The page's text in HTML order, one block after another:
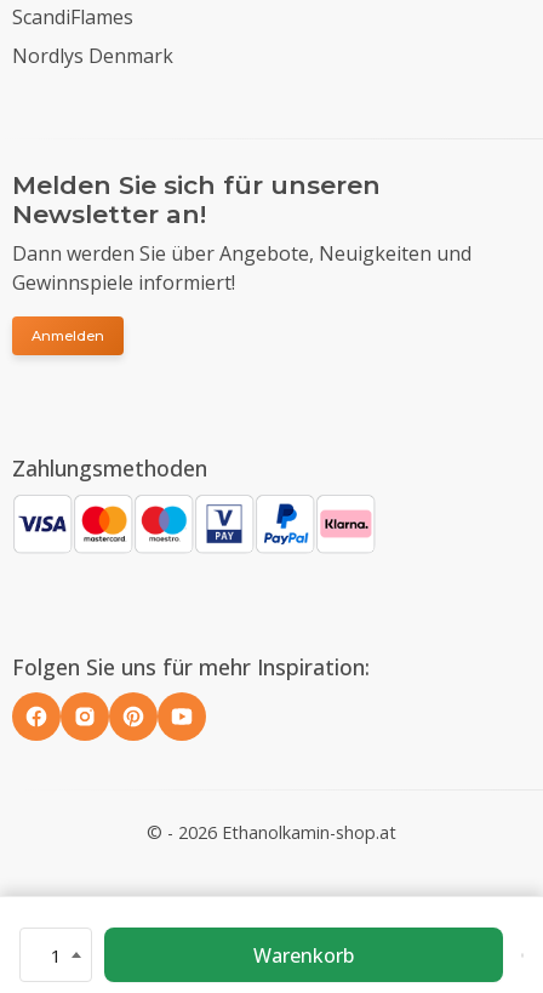
1 Warenkorb
ScandiFlames
Nordlys Denmark
Melden Sie sich für unseren
Newsletter an!
Dann werden Sie über Angebote, Neuigkeiten und
Gewinnspiele informiert!
Anmelden
Zahlungsmethoden
Folgen Sie uns für mehr Inspiration:
© - 2026 Ethanolkamin-shop.at